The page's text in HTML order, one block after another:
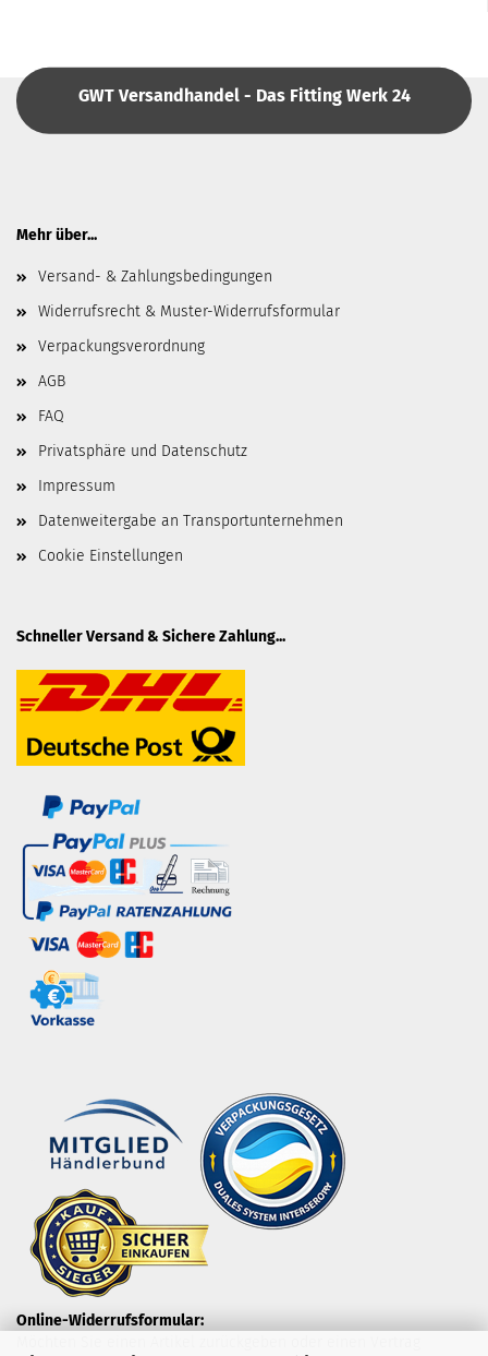
GWT Versandhandel - Das Fitting Werk 24
Mehr über...
Versand- & Zahlungsbedingungen
Widerrufsrecht & Muster-Widerrufsformular
Verpackungsverordnung
AGB
FAQ
Privatsphäre und Datenschutz
Impressum
Datenweitergabe an Transportunternehmen
Cookie Einstellungen
Schneller Versand & Sichere Zahlung...
Online-Widerrufsformular: